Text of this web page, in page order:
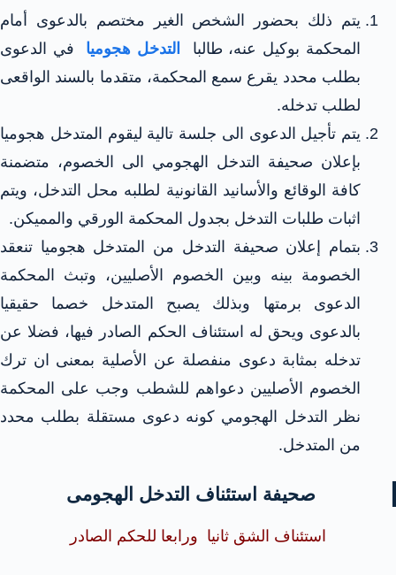
يتم ذلك بحضور الشخص الغير مختصم بالدعوى أمام
المحكمة بوكيل عنه، طالبا
التدخل هجوميا في الدعوى
بطلب محدد يقرع سمع المحكمة، متقدما بالسند الواقعى
لطلب تدخله.
يتم تأجيل الدعوى الى جلسة تالية ليقوم المتدخل هجوميا
بإعلان صحيفة التدخل الهجومي الى الخصوم، متضمنة
كافة الوقائع والأسانيد القانونية لطلبه محل التدخل، ويتم
اثبات طلبات التدخل بجدول المحكمة الورقي والمميكن.
بتمام إعلان صحيفة التدخل من المتدخل هجوميا تنعقد
الخصومة بينه وبين الخصوم الأصليين، وتبث المحكمة
الدعوى برمتها وبذلك يصبح المتدخل خصما حقيقيا
بالدعوى ويحق له استئناف الحكم الصادر فيها، فضلا عن
تدخله بمثابة دعوى منفصلة عن الأصلية بمعنى ان ترك
الخصوم الأصليين دعواهم للشطب وجب على المحكمة
نظر التدخل الهجومي كونه دعوى مستقلة بطلب محدد
من المتدخل.
صحيفة استئناف التدخل الهجومى
استئناف الشق ثانيا ورابعا للحكم الصادر